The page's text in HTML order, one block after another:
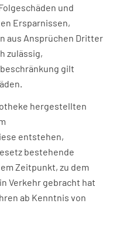
und
Ersparnissen,
aus Ansprüchen Dritter
zulässig,
gilt
hergestellten
entstehen,
bestehende
Zeitpunkt, zu dem
Verkehr gebracht hat
ab Kenntnis von